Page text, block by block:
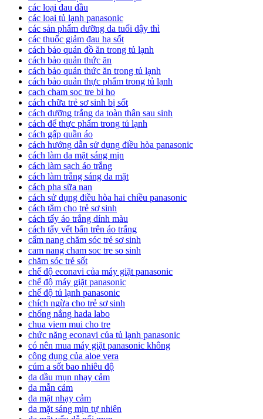
các loại đau đầu
các loại tủ lạnh panasonic
các sản phẩm dưỡng da tuổi dậy thì
các thuốc giảm đau hạ sốt
cách bảo quản đồ ăn trong tủ lạnh
cách bảo quản thức ăn
cách bảo quản thức ăn trong tủ lạnh
cách bảo quản thực phẩm trong tủ lạnh
cach cham soc tre bi ho
cách chữa trẻ sơ sinh bị sốt
cách dưỡng trắng da toàn thân sau sinh
cách để thực phẩm trong tủ lạnh
cách gấp quần áo
cách hướng dẫn sử dụng điều hòa panasonic
cách làm da mặt sáng mịn
cách làm sạch áo trắng
cách làm trắng sáng da mặt
cách pha sữa nan
cách sử dụng điều hòa hai chiều panasonic
cách tắm cho trẻ sơ sinh
cách tẩy áo trắng dính màu
cách tẩy vết bẩn trên áo trắng
cẩm nang chăm sóc trẻ sơ sinh
cam nang cham soc tre so sinh
chăm sóc trẻ sốt
chế độ econavi của máy giặt panasonic
chế độ máy giặt panasonic
chế độ tủ lạnh panasonic
chích ngừa cho trẻ sơ sinh
chống nắng hada labo
chua viem mui cho tre
chức năng econavi của tủ lạnh panasonic
có nên mua máy giặt panasonic không
công dụng của aloe vera
cúm a sốt bao nhiêu độ
da dầu mụn nhạy cảm
da mẫn cảm
da mặt nhạy cảm
da mặt sáng mịn tự nhiên